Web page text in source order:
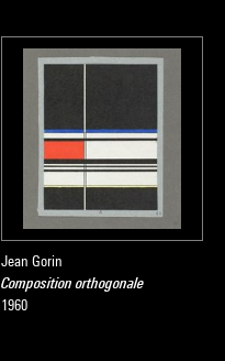
Jean Gorin
Composition orthogonale
1960